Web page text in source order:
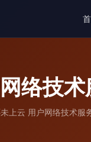
络技
上云 用户网络技术服